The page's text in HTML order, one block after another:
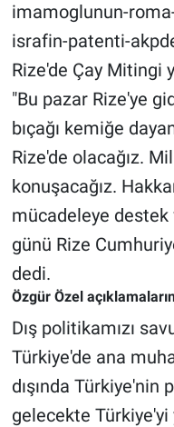
imamoglunun-
israfin-patenti-
Rize'de Çay Mitingi
"Bu pazar Rize'ye
bıçağı kemiğe
Rize'de olacağız.
konuşacağız.
mücadeleye
günü Rize
dedi.
Özgür Özel
Dış politikamızı
Türkiye'de ana
dışında
gelecekte
Nedir
Popüler
Programlar
Spor
Türkiye'nin
Türkiye'nin
Yerel Gündem